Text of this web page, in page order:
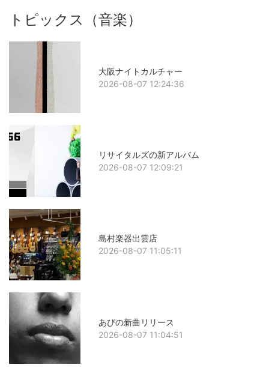
トピックス（音楽）
大阪ナイトカルチャー
2026-08-07 12:24:36
リサイタルズの新アルバム
2026-08-07 12:09:21
島村楽器出雲店
2026-08-07 11:05:11
あびの新曲リリース
2026-08-07 11:04:51